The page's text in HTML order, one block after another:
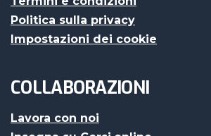
Politica sulla privacy
Impostazioni dei cookie
COLLABORAZIONI
Lavora con noi